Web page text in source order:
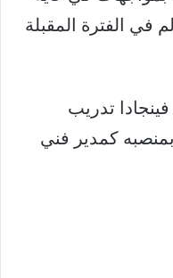
في الفترة المقبلة
تدريب
كمدير فني